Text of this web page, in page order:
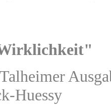
Huessy